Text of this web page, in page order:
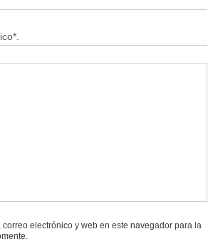
correo electrónico y web en este navegador para la